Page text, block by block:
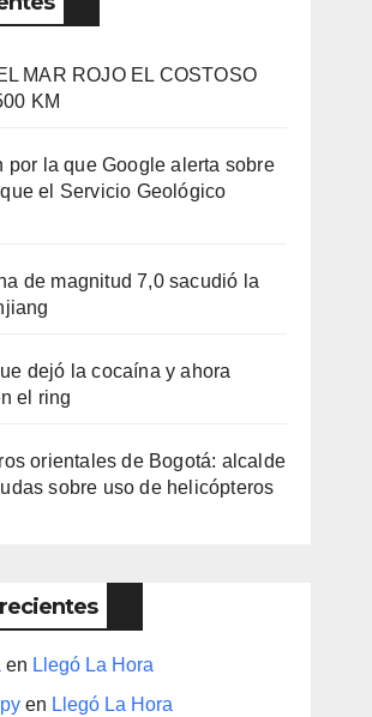
MAR ROJO EL COSTOSO
KM
por la que Google alerta sobre
el Servicio Geológico
de magnitud 7,0 sacudió la
dejó la cocaína y ahora
el ring​
orientales de Bogotá: alcalde
sobre uso de helicópteros
en Llegó La Hora
en Llegó La Hora